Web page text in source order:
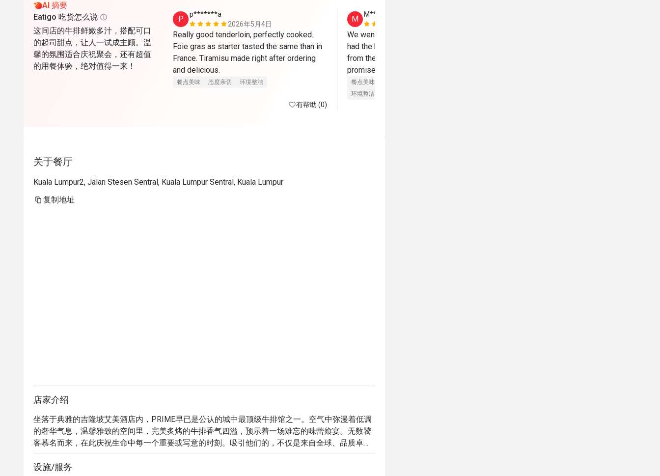
AI 摘要
Eatigo 吃货怎么说
这间店的牛排鲜嫩多汁，搭配可口
的起司甜点，让人一试成主顾。温
馨的氛围适合庆祝聚会，还有超值
的用餐体验，绝对值得一来！
P
p*******a
2026年5月4日
Really good tenderloin, perfectly cooked.
Foie gras as starter tasted the same than in
France. Tiramisu made right after ordering
餐点美味 态度亲切 环境整洁
有帮助 (0)
M
M***N
We went there for my hubby’s birthday and
had the best time! We got a free cake slice
from the warm and attentive staff, and
promised them we’ll be back ☺️
They validated our parking for RM12 flat rate
餐点美味
环境整洁
关于餐厅
Kuala Lumpur2, Jalan Stesen Sentral, Kuala Lumpur Sentral, Kuala Lumpur
复制地址
店家介绍
坐落于典雅的吉隆坡艾美酒店内，PRIME早已是公认的城中最顶级牛排馆之一。空气中弥漫着低调
的奢华气息，温馨雅致的空间里，完美炙烤的牛排香气四溢，预示着一场难忘的味蕾飨宴。无数饕
客慕名而来，在此庆祝生命中每一个重要或写意的时刻。吸引他们的，不仅是来自全球、品质卓越
的清真认证进口牛肉，更是那荣获多项殊荣的非凡用餐体验。这不仅仅是一顿晚餐，更是所有牛排
爱好者的朝圣之地。
设施/服务